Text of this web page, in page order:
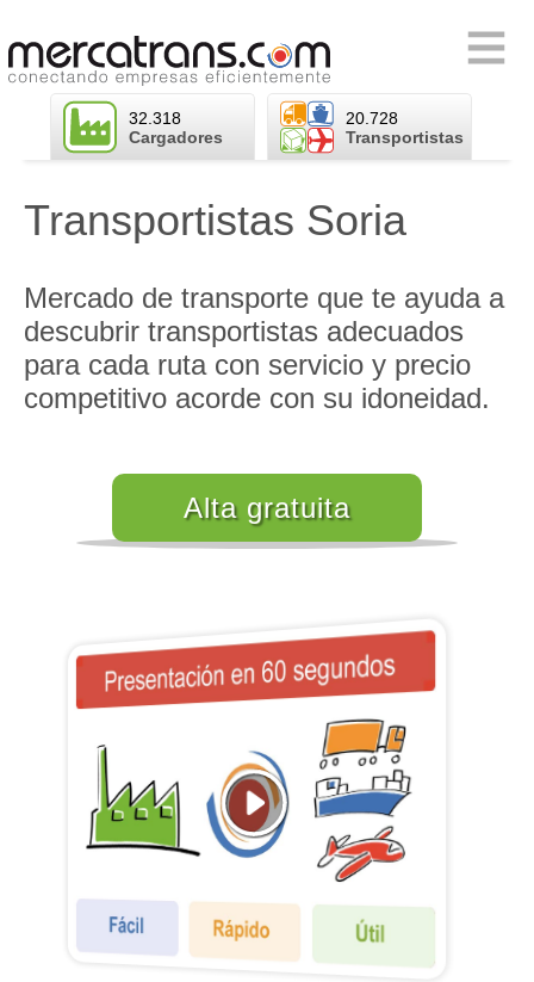
content
Primary
Menu
32.318
Cargadores
20.728
Transportistas
Transportistas Soria
Mercado de transporte que te ayuda a
descubrir transportistas adecuados
para cada ruta con servicio y precio
competitivo acorde con su idoneidad.
Alta gratuita